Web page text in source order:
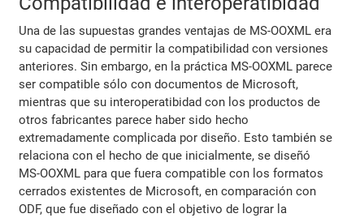
Una de las supuestas grandes ventajas de MS-OOXML era
su capacidad de permitir la compatibilidad con versiones
anteriores. Sin embargo, en la práctica MS-OOXML parece
ser compatible sólo con documentos de Microsoft,
mientras que su interoperatibidad con los productos de
otros fabricantes parece haber sido hecho
extremadamente complicada por diseño. Esto también se
relaciona con el hecho de que inicialmente, se diseñó
MS-OOXML para que fuera compatible con los formatos
cerrados existentes de Microsoft, en comparación con
ODF, que fue diseñado con el objetivo de lograr la